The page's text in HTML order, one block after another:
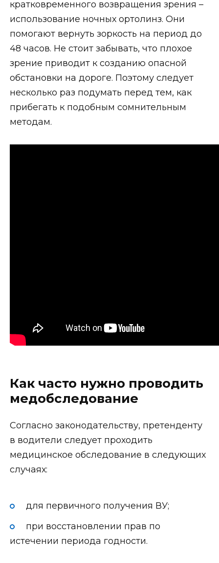
кратковременного возвращения зрения –
использование ночных ортолинз. Они
помогают вернуть зоркость на период до
48 часов. Не стоит забывать, что плохое
зрение приводит к созданию опасной
обстановки на дороге. Поэтому следует
несколько раз подумать перед тем, как
прибегать к подобным сомнительным
методам.
Как часто нужно проводить
медобследование
Согласно законодательству, претенденту
в водители следует проходить
медицинское обследование в следующих
случаях:
для первичного получения ВУ;
при восстановлении прав по
истечении периода годности.